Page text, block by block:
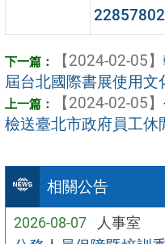
相關公告
2026-08-07 人事室
【2024-02-05】
屆台北國際書展使用文
【2024-02-05】
檢送臺北市政府員工休